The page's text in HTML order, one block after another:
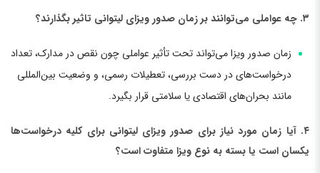
۳. چه عواملی می‌توانند بر زمان صدور ویزای لیتوانی تاثیر بگذارند؟
زمان صدور ویزا می‌تواند تحت تأثیر عواملی چون نقص در مدارک، تعداد
درخواست‌های در دست بررسی، تعطیلات رسمی، و وضعیت بین‌المللی
مانند بحران‌های اقتصادی یا سلامتی قرار بگیرد.
۴. آیا زمان مورد نیاز برای صدور ویزای لیتوانی برای کلیه درخواست‌ها
یکسان است یا بسته به نوع ویزا متفاوت است؟